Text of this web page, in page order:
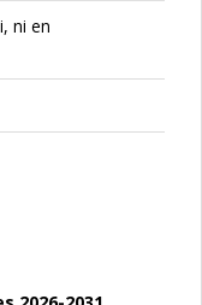
ni en